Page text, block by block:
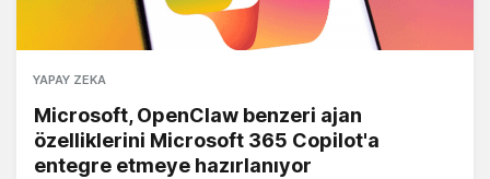
YAPAY ZEKA
Microsoft, OpenClaw benzeri ajan
özelliklerini Microsoft 365 Copilot'a
entegre etmeye hazırlanıyor